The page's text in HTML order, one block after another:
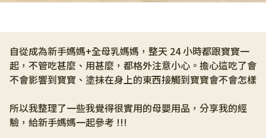
自從成為新手媽媽+全母乳媽媽，整天 24 小時都跟寶寶一
起，不管吃甚麼、用甚麼，都格外注意小心。擔心這吃了會
不會影響到寶寶、塗抹在身上的東西接觸到寶寶會不會怎樣
所以我整理了一些我覺得很實用的母嬰用品，分享我的經
驗，給新手媽媽一起參考 !!!